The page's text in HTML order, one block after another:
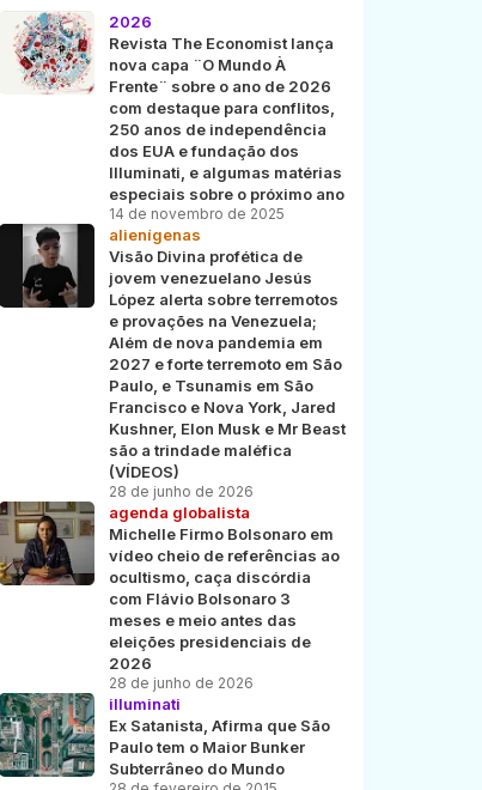
2026
Revista The Economist lança
nova capa ¨O Mundo À
Frente¨ sobre o ano de 2026
com destaque para conflitos,
250 anos de independência
dos EUA e fundação dos
Illuminati, e algumas matérias
especiais sobre o próximo ano
14 de novembro de 2025
alienígenas
Visão Divina profética de
jovem venezuelano Jesús
López alerta sobre terremotos
e provações na Venezuela;
Além de nova pandemia em
2027 e forte terremoto em São
Paulo, e Tsunamis em São
Francisco e Nova York, Jared
Kushner, Elon Musk e Mr Beast
são a trindade maléfica
(VÍDEOS)
28 de junho de 2026
agenda globalista
Michelle Firmo Bolsonaro em
vídeo cheio de referências ao
ocultismo, caça discórdia
com Flávio Bolsonaro 3
meses e meio antes das
eleições presidenciais de
2026
28 de junho de 2026
illuminati
Ex Satanista, Afirma que São
Paulo tem o Maior Bunker
Subterrâneo do Mundo